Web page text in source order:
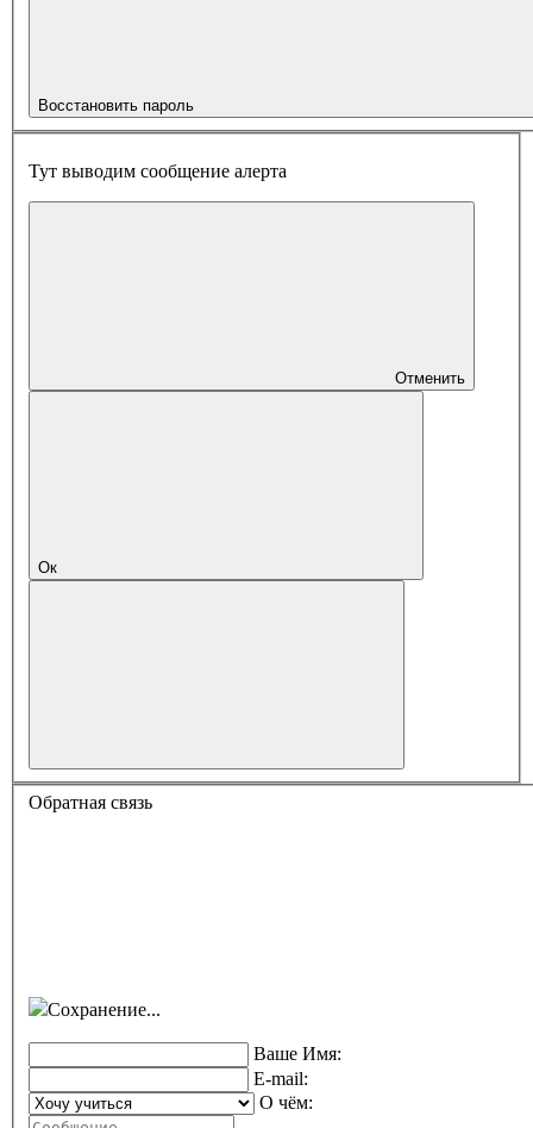
Восстановить пароль
Тут выводим сообщение алерта
Отменить
Ок
Обратная связь
Сохранение...
Ваше Имя:
E-mail:
О чём: